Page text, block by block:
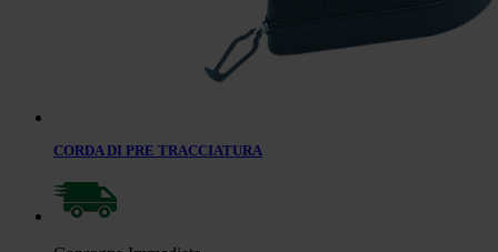
CORDA DI PRE TRACCIATURA